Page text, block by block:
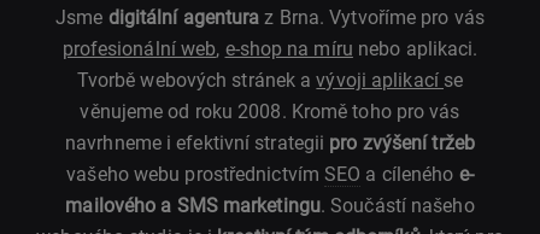
Jsme digitální agentura z Brna. Vytvoříme pro vás
profesionální web, e-shop na míru nebo aplikaci.
Tvorbě webových stránek avývoji aplikací se
věnujeme od roku 2008. Kromě toho pro vás
navrhneme i efektivní strategii pro zvýšení tržeb
vašeho webu prostřednictvím SEO a cíleného e-
mailového a SMS marketingu. Součástí našeho